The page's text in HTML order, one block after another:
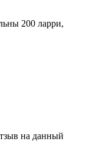
200 ларри,
на данный